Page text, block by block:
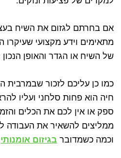
אם בחרתם לגזום את השיח
מתאימים וידע מקצועי שעיקרו
של השיח או הגדר והאופן
כמו כן עליכם לזכור שבמרבית
חיה הוא פחות סלחני ועליו
ספק או אין לכם את הכלים
ממליצים להשאיר את העבודה
וכמה כשמדובר בגיזום אומנותי